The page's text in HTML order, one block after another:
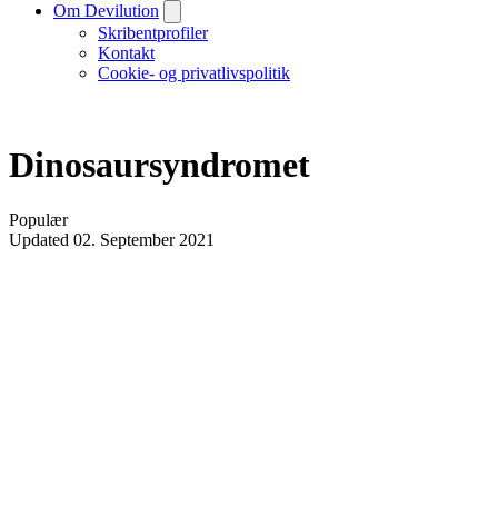
Om Devilution
Skribentprofiler
Kontakt
Cookie- og privatlivspolitik
Dinosaursyndromet
Populær
Updated 02. September 2021